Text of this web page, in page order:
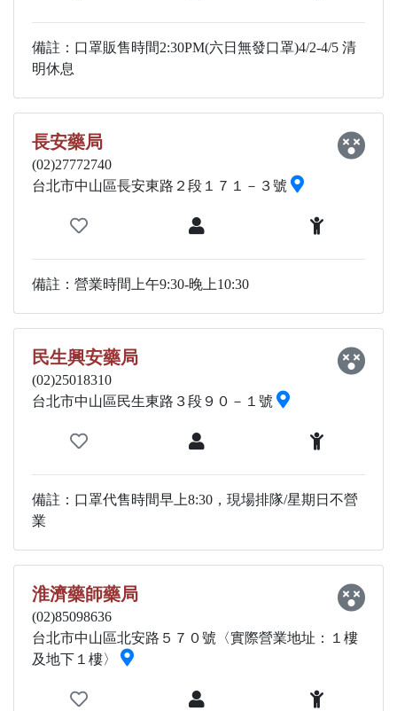
備註：口罩販售時間2:30PM(六日無發口罩)4/2-4/5 清
明休息
長安藥局
(02)27772740
台北市中山區長安東路２段１７１－３號
備註：營業時間上午9:30-晚上10:30
民生興安藥局
(02)25018310
台北市中山區民生東路３段９０－１號
備註：口罩代售時間早上8:30，現場排隊/星期日不營
業
淮濟藥師藥局
(02)85098636
台北市中山區北安路５７０號〈實際營業地址：１樓
及地下１樓〉